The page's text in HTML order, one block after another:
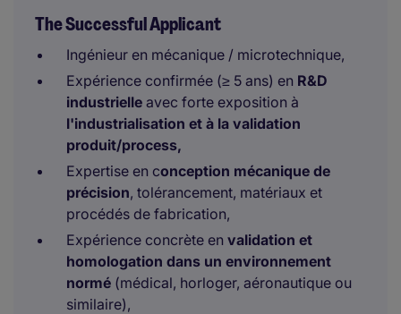
The Successful Applicant
Ingénieur en mécanique / microtechnique,
Expérience confirmée (≥ 5 ans) en R&D
industrielle avec forte exposition à
l'industrialisation et à la validation
produit/process,
Expertise en conception mécanique de
précision, tolérancement, matériaux et
procédés de fabrication,
Expérience concrète en validation et
homologation dans un environnement
normé (médical, horloger, aéronautique ou
similaire),